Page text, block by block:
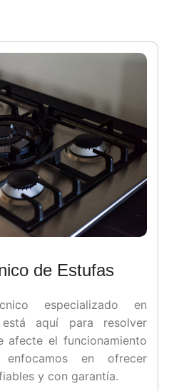
de Estufas
especializado en
está aquí para resolver
afecte el funcionamiento
en ofrecer
y con garantía.